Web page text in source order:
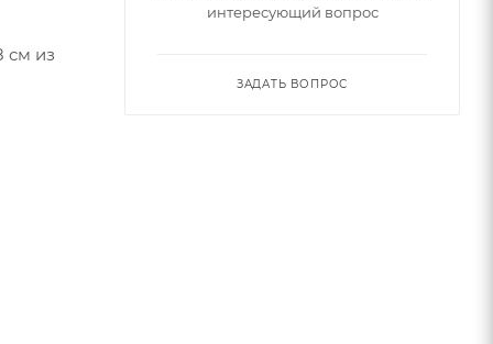
см из
интересующий вопрос
ЗАДАТЬ ВОПРОС